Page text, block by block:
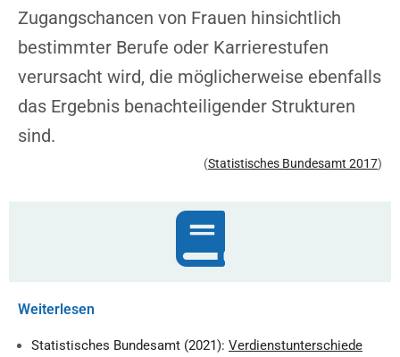
Zugangschancen von Frauen hinsichtlich
bestimmter Berufe oder Karrierestufen
verursacht wird, die möglicherweise ebenfalls
das Ergebnis benachteiligender Strukturen
sind.
(Statistisches Bundesamt 2017)
Weiterlesen
Statistisches Bundesamt (2021): Verdienstunterschiede